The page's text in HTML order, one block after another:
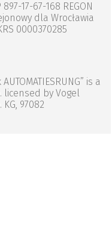
17-67-168 REGON
dla Wrocławia
0000370285
is a
licensed by Vogel
97082